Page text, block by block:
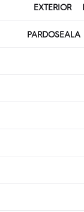
EXTERIOR